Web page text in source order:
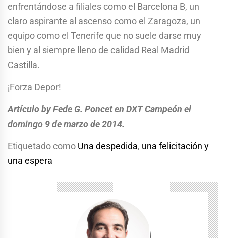
enfrentándose a filiales como el Barcelona B, un
claro aspirante al ascenso como el Zaragoza, un
equipo como el Tenerife que no suele darse muy
bien y al siempre lleno de calidad Real Madrid
Castilla.
¡Forza Depor!
Artículo by Fede G. Poncet en DXT Campeón el
domingo 9 de marzo de 2014.
Etiquetado como Una despedida, una felicitación y
una espera